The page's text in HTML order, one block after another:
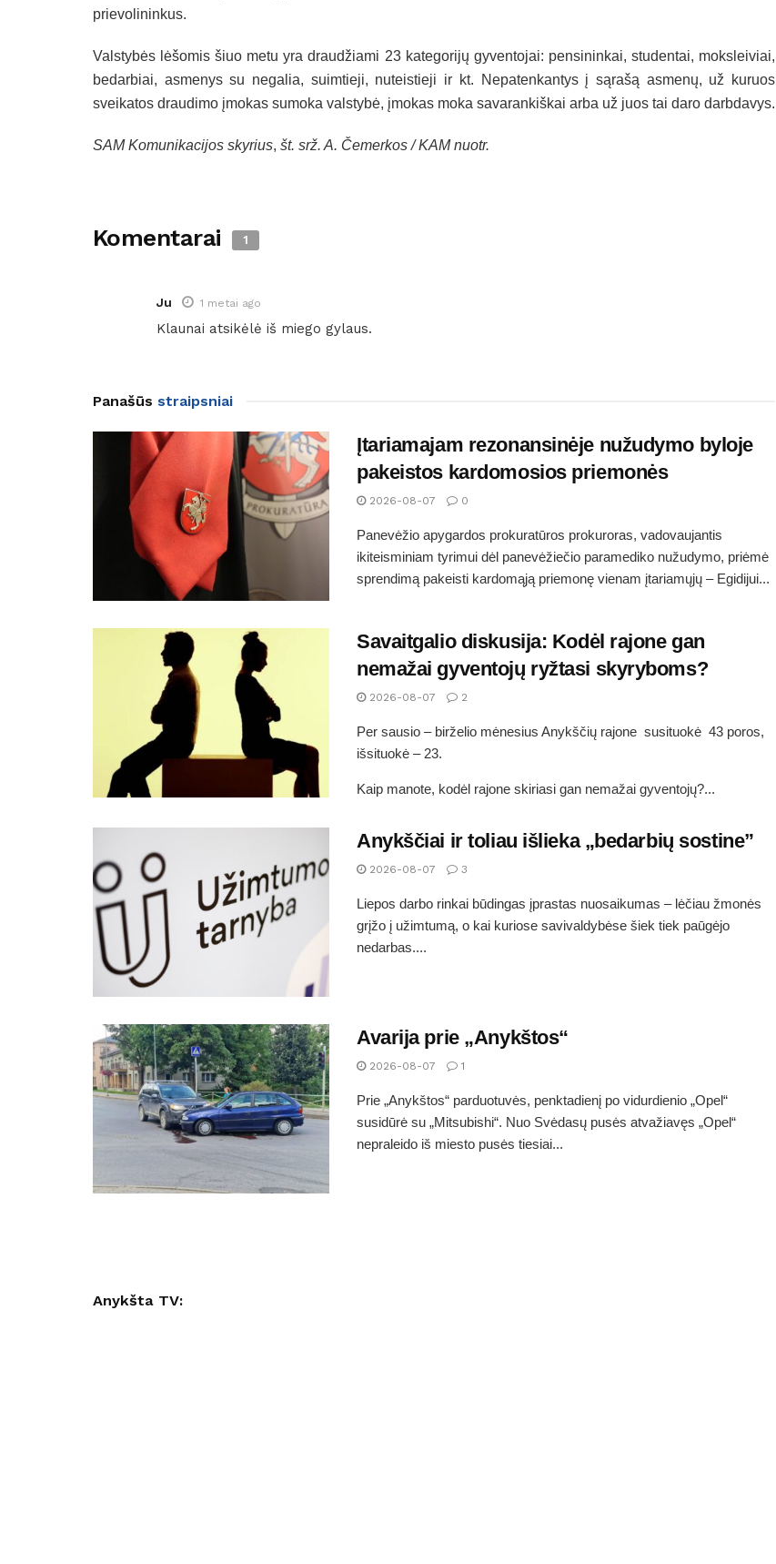
prievolininkus.
Valstybės lėšomis šiuo metu yra draudžiami 23 kategorijų gyventojai: pensininkai, studentai, moksleiviai,
bedarbiai, asmenys su negalia, suimtieji, nuteistieji ir kt. Nepatenkantys į sąrašą asmenų, už kuruos
sveikatos draudimo įmokas sumoka valstybė, įmokas moka savarankiškai arba už juos tai daro darbdavys.
SAM Komunikacijos skyrius, št. srž. A. Čemerkos / KAM nuotr.
Komentarai 1
Ju 1 metai ago
Klaunai atsikėlė iš miego gylaus.
Panašūs straipsniai
Įtariamajam rezonansinėje nužudymo byloje
pakeistos kardomosios priemonės
2026-08-07 0
Panevėžio apygardos prokuratūros prokuroras, vadovaujantis
ikiteisminiam tyrimui dėl panevėžiečio paramediko nužudymo, priėmė
sprendimą pakeisti kardomąją priemonę vienam įtariamųjų – Egidijui...
Savaitgalio diskusija: Kodėl rajone gan
nemažai gyventojų ryžtasi skyryboms?
2026-08-07 2
Per sausio – birželio mėnesius Anykščių rajone susituokė 43 poros,
išsituokė – 23.
Kaip manote, kodėl rajone skiriasi gan nemažai gyventojų?...
Anykščiai ir toliau išlieka „bedarbių sostine”
2026-08-07 3
Liepos darbo rinkai būdingas įprastas nuosaikumas – lėčiau žmonės
grįžo į užimtumą, o kai kuriose savivaldybėse šiek tiek paūgėjo
nedarbas....
Avarija prie „Anykštos“
2026-08-07 1
Prie „Anykštos“ parduotuvės, penktadienį po vidurdienio „Opel“
susidūrė su „Mitsubishi“. Nuo Svėdasų pusės atvažiavęs „Opel“
nepraleido iš miesto pusės tiesiai...
Anykšta TV: